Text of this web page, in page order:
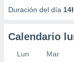
Duración del día
Calendario
Lun Mar